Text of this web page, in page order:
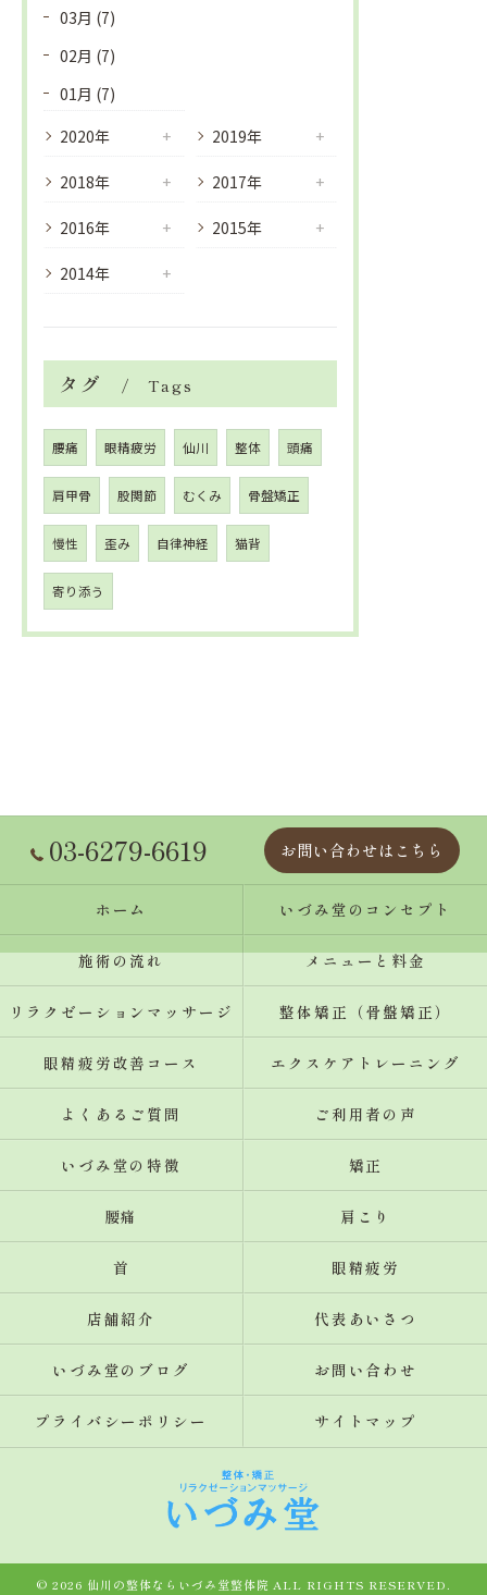
03月 (7)
02月 (7)
01月 (7)
2020年 2019年
2018年 2017年
2016年 2015年
2014年
タグ Tags
腰痛 眼精疲労 仙川 整体 頭痛
肩甲骨 股関節 むくみ 骨盤矯正
慢性 歪み 自律神経 猫背
寄り添う
03-6279-6619 お問い合わせはこちら
ホーム いづみ堂のコンセプト
施術の流れ メニューと料金
リラクゼーションマッサージ 整体矯正（骨盤矯正）
眼精疲労改善コース エクスケアトレーニング
よくあるご質問 ご利用者の声
いづみ堂の特徴 矯正
腰痛 肩こり
首 眼精疲労
店舗紹介 代表あいさつ
いづみ堂のブログ お問い合わせ
プライバシーポリシー サイトマップ
© 2026 仙川の整体ならいづみ堂整体院 ALL RIGHTS RESERVED.